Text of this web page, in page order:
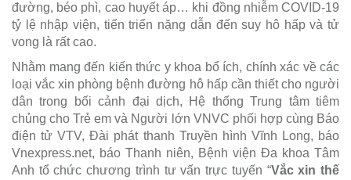
đường, béo phì, cao huyết áp… khi đồng nhiễm COVID-19
tỷ lệ nhập viện, tiến triển nặng dẫn đến suy hô hấp và tử
vong là rất cao.
Nhằm mang đến kiến thức y khoa bổ ích, chính xác về các
loại vắc xin phòng bệnh đường hô hấp cần thiết cho người
dân trong bối cảnh đại dịch, Hệ thống Trung tâm tiêm
chủng cho Trẻ em và Người lớn VNVC phối hợp cùng Báo
điện tử VTV, Đài phát thanh Truyền hình Vĩnh Long, báo
Vnexpress.net, báo Thanh niên, Bệnh viện Đa khoa Tâm
Anh tổ chức chương trình tư vấn trực tuyến “Vắc xin thế